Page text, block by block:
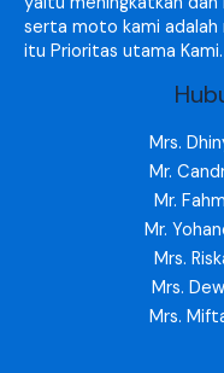
serta moto kami adalah
itu Prioritas utama Kami.
Mrs.
Mr.
Mr.
Mr.
Mrs.
Mrs.
Mrs.